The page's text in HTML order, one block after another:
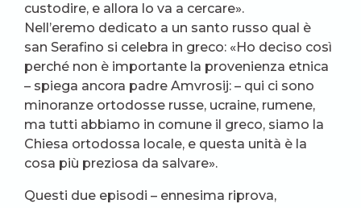
custodire, e allora lo va a cercare».
Nell’eremo dedicato a un santo russo qual è
san Serafino si celebra in greco: «Ho deciso così
perché non è importante la provenienza etnica
– spiega ancora padre Amvrosij: – qui ci sono
minoranze ortodosse russe, ucraine, rumene,
ma tutti abbiamo in comune il greco, siamo la
Chiesa ortodossa locale, e questa unità è la
cosa più preziosa da salvare».
Questi due episodi – ennesima riprova,